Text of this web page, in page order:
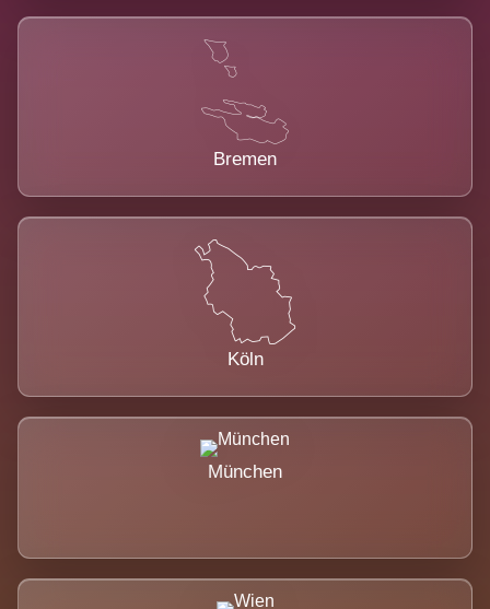
Bremen
Köln
München